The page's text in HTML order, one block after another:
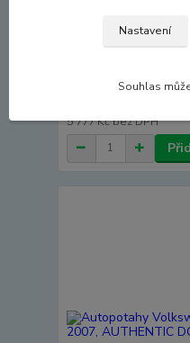
AUTHENTIC DOBLO,
5 777 Kčbez DPH
Nastavení
Souhlas